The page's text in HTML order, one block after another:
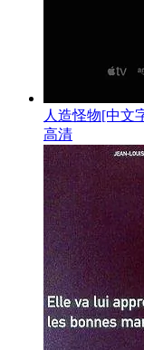
人造怪物[中文
高清